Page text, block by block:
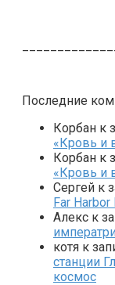
Последние
Корбан к
«Кровь и
Корбан к
«Кровь и
Сергей к
Far Harbor
Алекс к
котя к
станции
космос